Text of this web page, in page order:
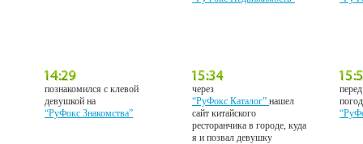
познакомился с клевой
девушкой на
“РуФокс Знакомства”
через
“РуФокс Каталог”нашел
сайт китайского
ресторанчика в городе, куда
я и позвал девушку